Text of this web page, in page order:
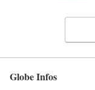
Globe Infos